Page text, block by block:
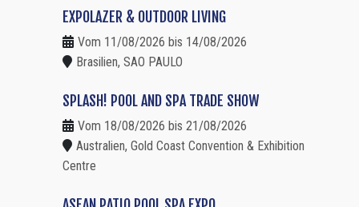
EXPOLAZER & OUTDOOR LIVING
Vom 11/08/2026 bis 14/08/2026
Brasilien, SAO PAULO
SPLASH! POOL AND SPA TRADE SHOW
Vom 18/08/2026 bis 21/08/2026
Australien, Gold Coast Convention & Exhibition
Centre